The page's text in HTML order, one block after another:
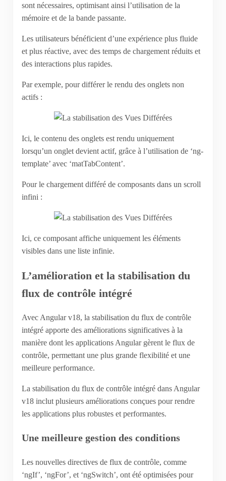
sont nécessaires, optimisant ainsi l’utilisation de la
mémoire et de la bande passante.
Les utilisateurs bénéficient d’une expérience plus fluide
et plus réactive, avec des temps de chargement réduits et
des interactions plus rapides.
Par exemple, pour différer le rendu des onglets non
actifs :
Ici, le contenu des onglets est rendu uniquement
lorsqu’un onglet devient actif, grâce à l’utilisation de ‘ng-
template’ avec ‘matTabContent’.
Pour le chargement différé de composants dans un scroll
infini :
Ici, ce composant affiche uniquement les éléments
visibles dans une liste infinie.
L’amélioration et la stabilisation du
flux de contrôle intégré
Avec Angular v18, la stabilisation du flux de contrôle
intégré apporte des améliorations significatives à la
manière dont les applications Angular gèrent le flux de
contrôle, permettant une plus grande flexibilité et une
meilleure performance.
La stabilisation du flux de contrôle intégré dans Angular
v18 inclut plusieurs améliorations conçues pour rendre
les applications plus robustes et performantes.
Une meilleure gestion des conditions
Les nouvelles directives de flux de contrôle, comme
‘ngIf’, ‘ngFor’, et ‘ngSwitch’, ont été optimisées pour